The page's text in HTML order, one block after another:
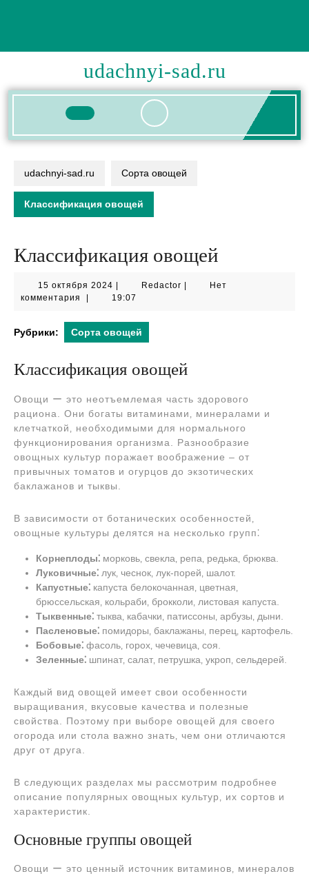
udachnyi-sad.ru
Кнопка
udachnyi-sad.ru Сорта овощей
Классификация овощей
Классификация овощей
15 октября 2024 15
октября
RedactorRedactor
Нет
комментария
19:07
Рубрики: Сорта овощей
Классификация овощей
Овощи ー это неотъемлемая часть здорового
рациона. Они богаты витаминами‚ минералами и
клетчаткой‚ необходимыми для нормального
функционирования организма. Разнообразие
овощных культур поражает воображение ‒ от
привычных томатов и огурцов до экзотических
баклажанов и тыквы.
В зависимости от ботанических особенностей‚
овощные культуры делятся на несколько групп⁚
Корнеплоды⁚ морковь‚ свекла‚ репа‚ редька‚ брюква.
Луковичные⁚ лук‚ чеснок‚ лук-порей‚ шалот.
Капустные⁚ капуста белокочанная‚ цветная‚
брюссельская‚ кольраби‚ брокколи‚ листовая капуста.
Тыквенные⁚ тыква‚ кабачки‚ патиссоны‚ арбузы‚ дыни.
Пасленовые⁚ помидоры‚ баклажаны‚ перец‚ картофель.
Бобовые⁚ фасоль‚ горох‚ чечевица‚ соя.
Зеленные⁚ шпинат‚ салат‚ петрушка‚ укроп‚ сельдерей.
Каждый вид овощей имеет свои особенности
выращивания‚ вкусовые качества и полезные
свойства. Поэтому при выборе овощей для своего
огорода или стола важно знать‚ чем они отличаются
друг от друга.
В следующих разделах мы рассмотрим подробнее
описание популярных овощных культур‚ их сортов и
характеристик.
Основные группы овощей
Овощи ー это ценный источник витаминов‚ минералов